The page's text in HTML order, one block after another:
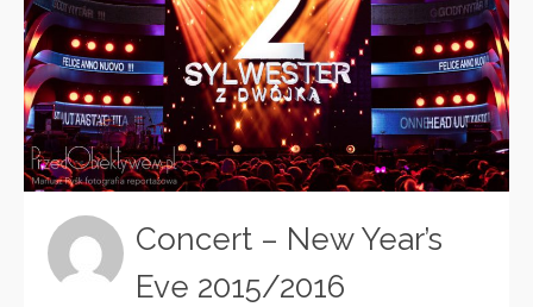
Concert – New Year’s
Eve 2015/2016